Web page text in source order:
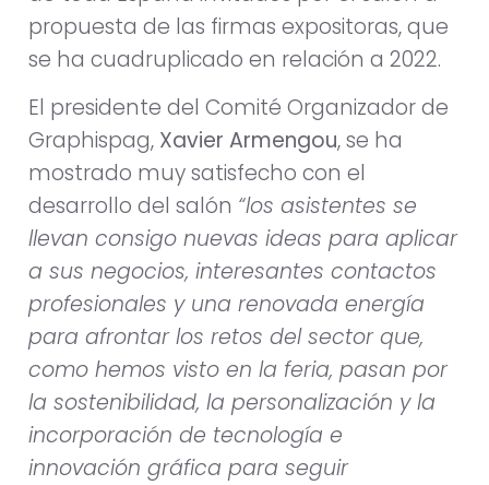
propuesta de las firmas expositoras, que
se ha cuadruplicado en relación a 2022.
El presidente del Comité Organizador de
Graphispag, Xavier Armengou, se ha
mostrado muy satisfecho con el
desarrollo del salón “los asistentes se
llevan consigo nuevas ideas para aplicar
a sus negocios, interesantes contactos
profesionales y una renovada energía
para afrontar los retos del sector que,
como hemos visto en la feria, pasan por
la sostenibilidad, la personalización y la
incorporación de tecnología e
innovación gráfica para seguir